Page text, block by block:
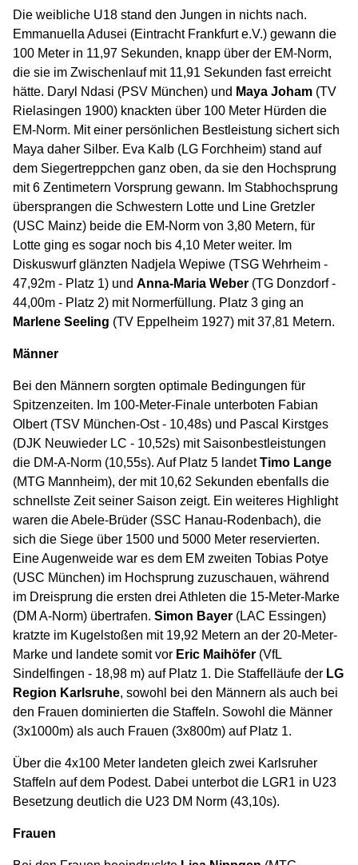
Die weibliche U18 stand den Jungen in nichts nach.
Emmanuella Adusei (Eintracht Frankfurt e.V.) gewann die
100 Meter in 11,97 Sekunden, knapp über der EM-Norm,
die sie im Zwischenlauf mit 11,91 Sekunden fast erreicht
hätte. Daryl Ndasi (PSV München) und Maya Joham (TV
Rielasingen 1900) knackten über 100 Meter Hürden die
EM-Norm. Mit einer persönlichen Bestleistung sichert sich
Maya daher Silber. Eva Kalb (LG Forchheim) stand auf
dem Siegertreppchen ganz oben, da sie den Hochsprung
mit 6 Zentimetern Vorsprung gewann. Im Stabhochsprung
übersprangen die Schwestern Lotte und Line Gretzler
(USC Mainz) beide die EM-Norm von 3,80 Metern, für
Lotte ging es sogar noch bis 4,10 Meter weiter. Im
Diskuswurf glänzten Nadjela Wepiwe (TSG Wehrheim -
47,92m - Platz 1) und Anna-Maria Weber (TG Donzdorf -
44,00m - Platz 2) mit Normerfüllung. Platz 3 ging an
Marlene Seeling (TV Eppelheim 1927) mit 37,81 Metern.
Männer
Bei den Männern sorgten optimale Bedingungen für
Spitzenzeiten. Im 100-Meter-Finale unterboten Fabian
Olbert (TSV München-Ost - 10,48s) und Pascal Kirstges
(DJK Neuwieder LC - 10,52s) mit Saisonbestleistungen
die DM-A-Norm (10,55s). Auf Platz 5 landetTimo Lange
(MTG Mannheim), der mit 10,62 Sekunden ebenfalls die
schnellste Zeit seiner Saison zeigt. Ein weiteres Highlight
waren die Abele-Brüder (SSC Hanau-Rodenbach), die
sich die Siege über 1500 und 5000 Meter reservierten.
Eine Augenweide war es dem EM zweiten Tobias Potye
(USC München) im Hochsprung zuzuschauen, während
im Dreisprung die ersten drei Athleten die 15-Meter-Marke
(DM A-Norm) übertrafen. Simon Bayer (LAC Essingen)
kratzte im Kugelstoßen mit 19,92 Metern an der 20-Meter-
Marke und landete somit vor Eric Maihöfer (VfL
Sindelfingen - 18,98 m) auf Platz 1. Die Staffelläufe der LG
Region Karlsruhe, sowohl bei den Männern als auch bei
den Frauen dominierten die Staffeln. Sowohl die Männer
(3x1000m) als auch Frauen (3x800m) auf Platz 1.
Über die 4x100 Meter landeten gleich zwei Karlsruher
Staffeln auf dem Podest. Dabei unterbot die LGR1 in U23
Besetzung deutlich die U23 DM Norm (43,10s).
Frauen